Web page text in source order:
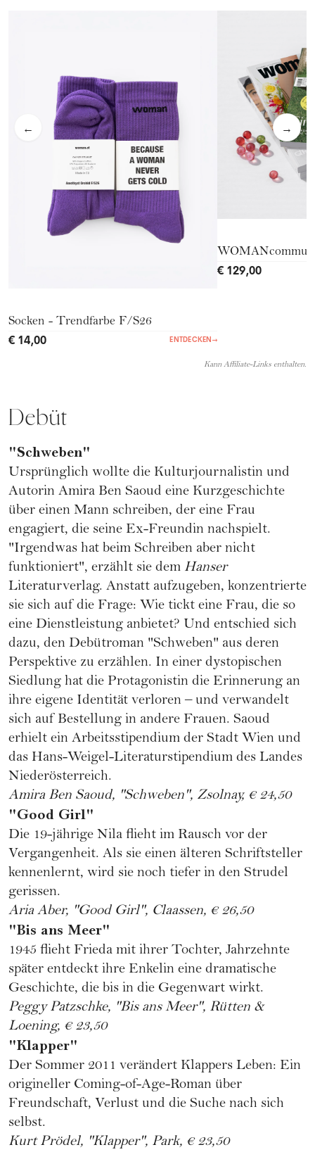
← →
Socken - Trendfarbe F/S26
€ 14,00 ENTDECKEN →
€ 129,00
Kann Affiliate-Links enthalten.
Debüt
"Schweben"
Ursprünglich wollte die Kulturjournalistin und
Autorin Amira Ben Saoud eine Kurzgeschichte
über einen Mann schreiben, der eine Frau
engagiert, die seine Ex-Freundin nachspielt.
"Irgendwas hat beim Schreiben aber nicht
funktioniert", erzählt sie dem Hanser
Literaturverlag. Anstatt aufzugeben, konzentrierte
sie sich auf die Frage: Wie tickt eine Frau, die so
eine Dienstleistung anbietet? Und entschied sich
dazu, den Debütroman "Schweben" aus deren
Perspektive zu erzählen. In einer dystopischen
Siedlung hat die Protagonistin die Erinnerung an
ihre eigene Identität verloren – und verwandelt
sich auf Bestellung in andere Frauen. Saoud
erhielt ein Arbeitsstipendium der Stadt Wien und
das Hans-Weigel-Literaturstipendium des Landes
Niederösterreich.
Amira Ben Saoud, "Schweben", Zsolnay, € 24,50
"Good Girl"
Die 19-jährige Nila flieht im Rausch vor der
Vergangenheit. Als sie einen älteren Schriftsteller
kennenlernt, wird sie noch tiefer in den Strudel
gerissen.
Aria Aber, "Good Girl", Claassen, € 26,50
"Bis ans Meer"
1945 flieht Frieda mit ihrer Tochter, Jahrzehnte
später entdeckt ihre Enkelin eine dramatische
Geschichte, die bis in die Gegenwart wirkt.
Peggy Patzschke, "Bis ans Meer", Rütten &
Loening, € 23,50
"Klapper"
Der Sommer 2011 verändert Klappers Leben: Ein
origineller Coming-of-Age-Roman über
Freundschaft, Verlust und die Suche nach sich
selbst.
Kurt Prödel, "Klapper", Park, € 23,50